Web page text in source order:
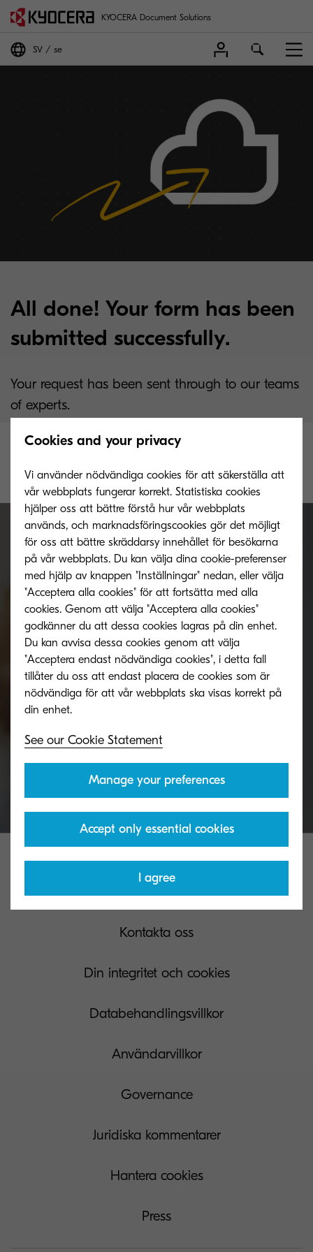
KYOCERA Document Solutions
SV se
All done! Your form has been
submitted successfully.
Your request has been sent through to our teams
of experts.
you with a solution as soon as possible.
Get in touch with us, we can't
wait to hear from you.
Have a question about KYOCERA or need more
information? Ask a KYOCERA expert for help and
advice.
Get in touch
Kontakta oss
Din integritet och cookies
Databehandlingsvillkor
Användarvillkor
Governance
Juridiska kommentarer
Hantera cookies
Press
Cookies and your privacy
Vi använder nödvändiga cookies för att säkerställa att
vår webbplats fungerar korrekt. Statistiska cookies
hjälper oss att bättre förstå hur vår webbplats
används, och marknadsföringscookies gör det möjligt
för oss att bättre skräddarsy innehållet för besökarna
på vår webbplats. Du kan välja dina cookie-preferenser
med hjälp av knappen "Inställningar" nedan, eller välja
"Acceptera alla cookies" för att fortsätta med alla
cookies. Genom att välja "Acceptera alla cookies"
godkänner du att dessa cookies lagras på din enhet.
Du kan avvisa dessa cookies genom att välja
"Acceptera endast nödvändiga cookies", i detta fall
tillåter du oss att endast placera de cookies som är
nödvändiga för att vår webbplats ska visas korrekt på
See our Cookie Statement
Manage your preferences
Accept only essential cookies
I agree